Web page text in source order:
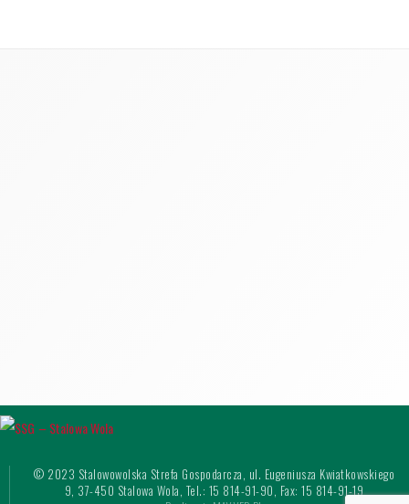
© 2023 Stalowowolska Strefa Gospodarcza, ul. Eugeniusza Kwiatkowskiego
9, 37-450 Stalowa Wola, Tel.: 15 814-91-90, Fax: 15 814-91-19